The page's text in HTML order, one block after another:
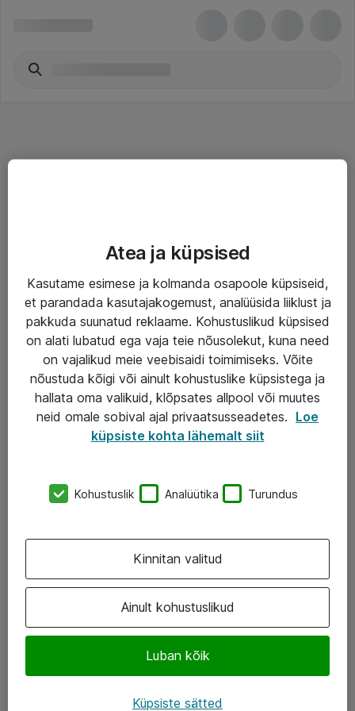
Haldusteenused
Garantii
Turva- ja nõrkvoolulahendused
AS ATEA
+372 659 3591
Järvevana tee 7b, 10112 Tallinn
Facebook
Atea ja küpsised
Kasutame esimese ja kolmanda osapoole küpsiseid,
et parandada kasutajakogemust, analüüsida liiklust ja
pakkuda suunatud reklaame. Kohustuslikud küpsised
on alati lubatud ega vaja teie nõusolekut, kuna need
on vajalikud meie veebisaidi toimimiseks. Võite
nõustuda kõigi või ainult kohustuslike küpsistega ja
hallata oma valikuid, klõpsates allpool või muutes
neid omale sobival ajal privaatsusseadetes. Loe
küpsiste kohta lähemalt siit
Kohustuslik Analüütika Turundus
Ainult kohustuslikud
Luban kõik
Kinnitan valitud
Küpsiste sätted